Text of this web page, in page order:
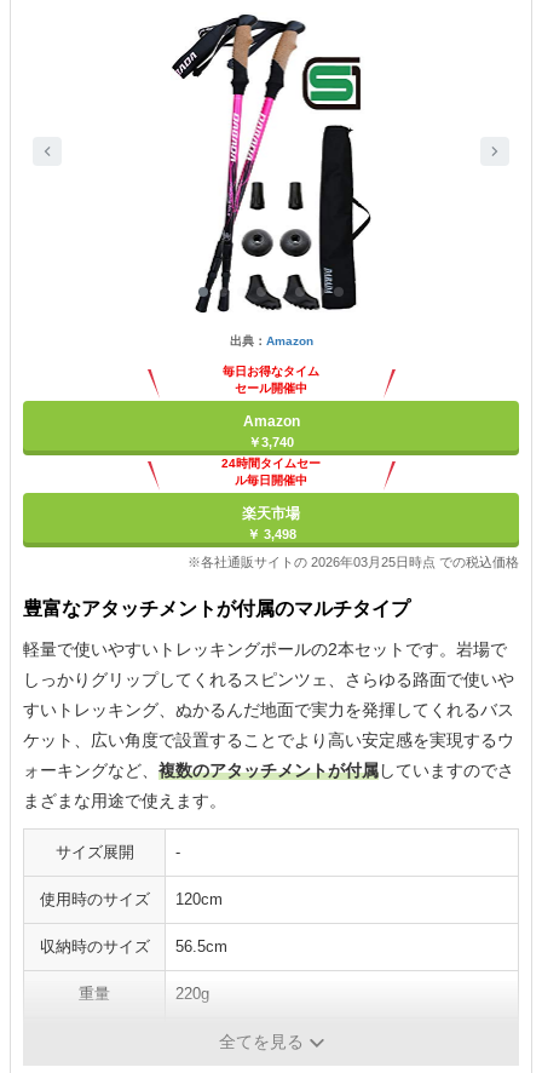
出典： Amazon
毎日お得なタイム
セール開催中
Amazon
￥3,740
24時間タイムセー
ル毎日開催中
楽天市場
￥ 3,498
※各社通販サイトの 2026年03月25日時点 での税込価格
豊富なアタッチメントが付属のマルチタイプ
軽量で使いやすいトレッキングポールの2本セットです。岩場で
しっかりグリップしてくれるスピンツェ、さらゆる路面で使いや
すいトレッキング、ぬかるんだ地面で実力を発揮してくれるバス
ケット、広い角度で設置することでより高い安定感を実現するウ
ォーキングなど、 複数のアタッチメントが付属していますのでさ
まざまな用途で使えます。
サイズ展開 -
使用時のサイズ 120cm
収納時のサイズ 56.5cm
重量 220g
アルミニウム合金7075
全てを見る